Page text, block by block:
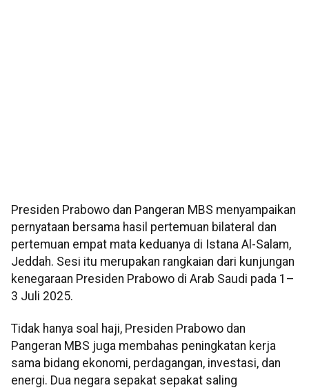
Presiden Prabowo dan Pangeran MBS menyampaikan
pernyataan bersama hasil pertemuan bilateral dan
pertemuan empat mata keduanya di Istana Al-Salam,
Jeddah. Sesi itu merupakan rangkaian dari kunjungan
kenegaraan Presiden Prabowo di Arab Saudi pada 1–
3 Juli 2025.
Tidak hanya soal haji, Presiden Prabowo dan
Pangeran MBS juga membahas peningkatan kerja
sama bidang ekonomi, perdagangan, investasi, dan
energi. Dua negara sepakat sepakat saling